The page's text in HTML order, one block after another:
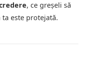
, ce greșeli să
este protejată.